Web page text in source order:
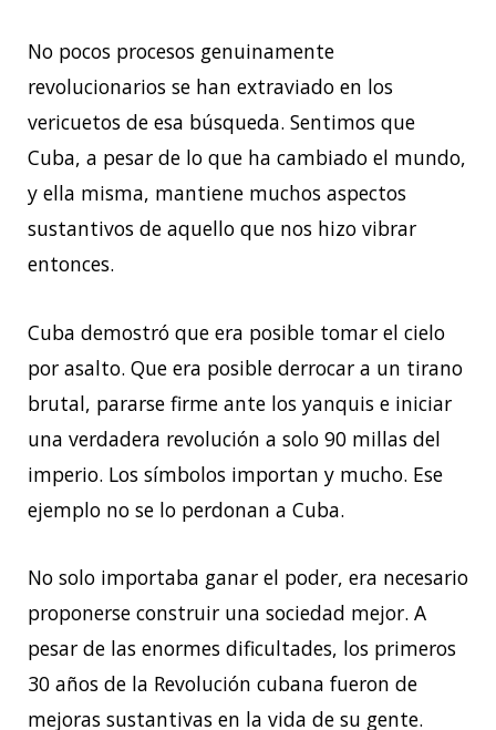
No pocos procesos genuinamente
revolucionarios se han extraviado en los
vericuetos de esa búsqueda. Sentimos que
Cuba, a pesar de lo que ha cambiado el mundo,
y ella misma, mantiene muchos aspectos
sustantivos de aquello que nos hizo vibrar
entonces.
Cuba demostró que era posible tomar el cielo
por asalto. Que era posible derrocar a un tirano
brutal, pararse firme ante los yanquis e iniciar
una verdadera revolución a solo 90 millas del
imperio. Los símbolos importan y mucho. Ese
ejemplo no se lo perdonan a Cuba.
No solo importaba ganar el poder, era necesario
proponerse construir una sociedad mejor. A
pesar de las enormes dificultades, los primeros
30 años de la Revolución cubana fueron de
mejoras sustantivas en la vida de su gente.